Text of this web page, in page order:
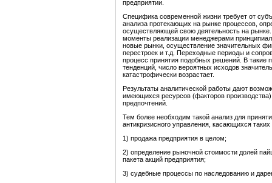
предприятии.
Специфика современной жизни требует от
анализа протекающих на рынке процессов,
осуществляющей свою деятельность на
моменты реализации менеджерами
новые рынки, осуществление значительных
перестроек и т.д. Переходные периоды и
процесс принятия подобных решений. В
тенденций, число вероятных исходов
катастрофически возрастает.
Результаты аналитической работы дают
имеющихся ресурсов (факторов производства)
предпочтений.
Тем более необходим такой анализ для
антикризисного управления, касающихся
1) продажа предприятия в целом;
2) определение рыночной стоимости долей
пакета акций предприятия;
3) судебные процессы по наследованию и